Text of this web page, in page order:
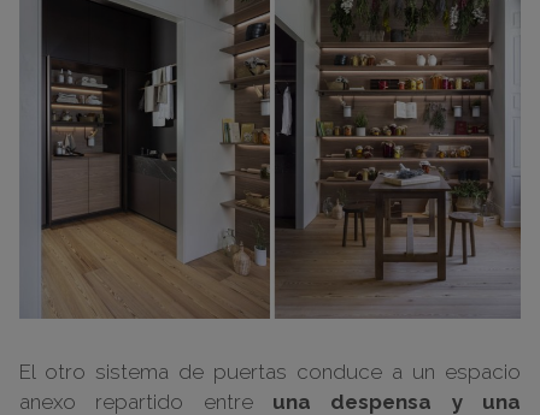
El otro sistema de puertas conduce a un espacio
anexo repartido entre una despensa y una